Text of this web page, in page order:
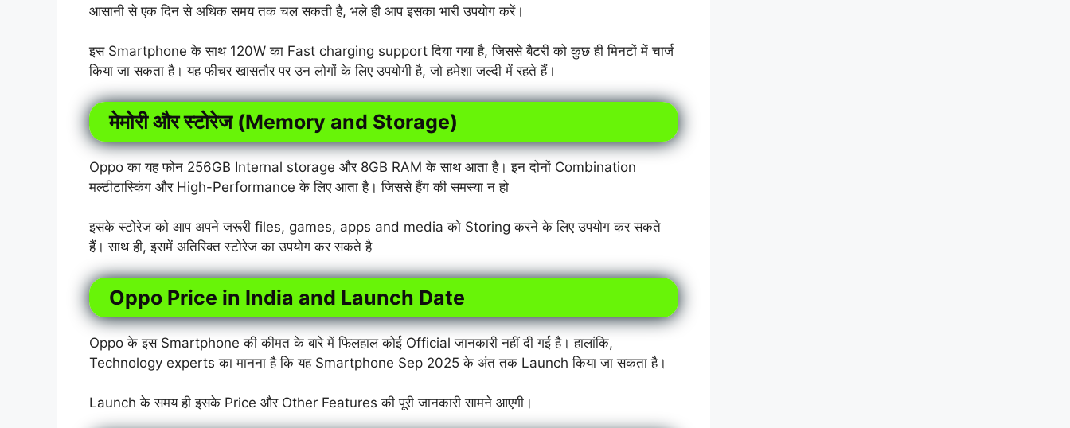
आसानी से एक दिन से अधिक समय तक चल सकती है, भले ही आप इसका भारी उपयोग करें।
इस Smartphone के साथ 120W का Fast charging support दिया गया है, जिससे बैटरी को कुछ ही मिनटों में चार्ज
किया जा सकता है। यह फीचर खासतौर पर उन लोगों के लिए उपयोगी है, जो हमेशा जल्दी में रहते हैं।
मेमोरी और स्टोरेज (Memory and Storage)
Oppo का यह फोन 256GB Internal storage और 8GB RAM के साथ आता है। इन दोनों Combination
मल्टीटास्किंग और High-Performance के लिए आता है। जिससे हैंग की समस्या न हो
इसके स्टोरेज को आप अपने जरूरी files, games, apps and media को Storing करने के लिए उपयोग कर सकते
हैं। साथ ही, इसमें अतिरिक्त स्टोरेज का उपयोग कर सकते है
Oppo Price in India and Launch Date
Oppo के इस Smartphone की कीमत के बारे में फिलहाल कोई Official जानकारी नहीं दी गई है। हालांकि,
Technology experts का मानना है कि यह Smartphone Sep 2025 के अंत तक Launch किया जा सकता है।
Launch के समय ही इसके Price और Other Features की पूरी जानकारी सामने आएगी।